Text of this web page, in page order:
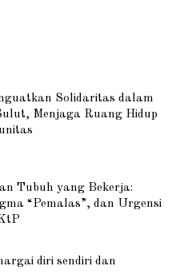
Solidaritas dalam
Menjaga Ruang Hidup
Tubuh yang Bekerja:
“Pemalas”, dan Urgensi
diri sendiri dan